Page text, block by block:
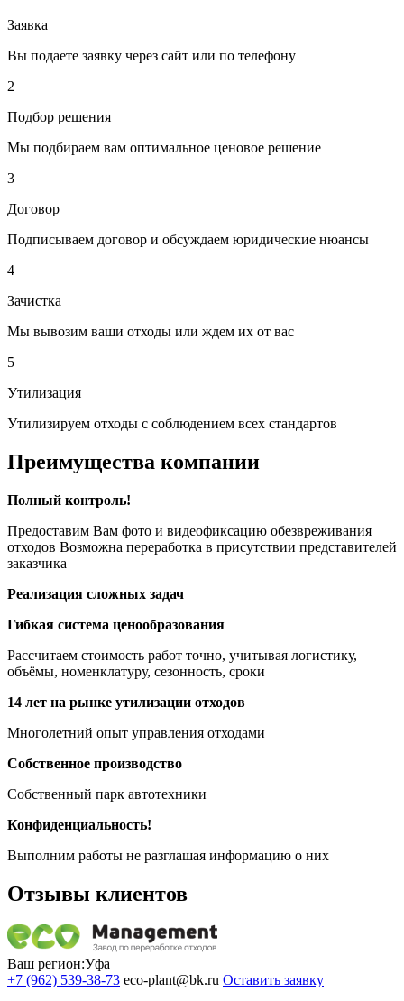
Заявка
Вы подаете заявку через сайт или по телефону
2
Подбор решения
Мы подбираем вам оптимальное ценовое решение
3
Договор
Подписываем договор и обсуждаем юридические нюансы
4
Зачистка
Мы вывозим ваши отходы или ждем их от вас
5
Утилизация
Утилизируем отходы с соблюдением всех стандартов
Преимущества компании
Полный контроль!
Предоставим Вам фото и видеофиксацию обезвреживания
отходов Возможна переработка в присутствии представителей
заказчика
Реализация сложных задач
Гибкая система ценообразования
Рассчитаем стоимость работ точно, учитывая логистику,
объёмы, номенклатуру, сезонность, сроки
14 лет на рынке утилизации отходов
Многолетний опыт управления отходами
Собственное производство
Собственный парк автотехники
Конфиденциальность!
Выполним работы не разглашая информацию о них
Отзывы клиентов
Ваш регион:Уфа
+7 (962) 539-38-73 eco-plant@bk.ru Оставить заявку